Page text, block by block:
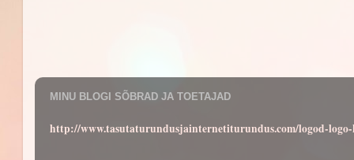
MINU BLOGI SÕBRAD JA TOETAJAD
http://www.tasutaturundusjainternetiturundus.com/logod-